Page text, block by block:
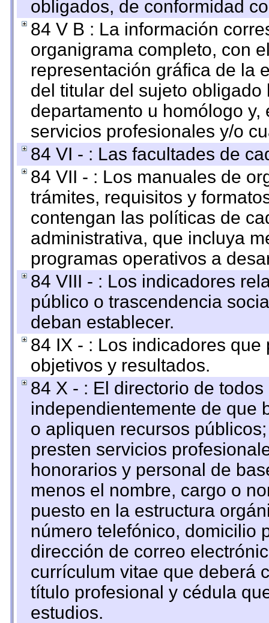
obligados, de conformidad
84 V B : La información
organigrama completo, con
representación gráfica de la
del titular del sujeto
departamento u homólogo
servicios profesionales y/o
84 VI - : Las facultades de
84 VII - : Los manuales de
trámites, requisitos y
contengan las políticas de
administrativa, que incluya
programas operativos a
84 VIII - : Los indicadores
público o trascendencia
deban establecer.
84 IX - : Los indicadores
objetivos y resultados.
84 X - : El directorio de
independientemente de que
o apliquen recursos
presten servicios
honorarios y personal de
menos el nombre, cargo o
puesto en la estructura
número telefónico, domicilio
dirección de correo
currículum vitae que deberá
título profesional y cédula
estudios.